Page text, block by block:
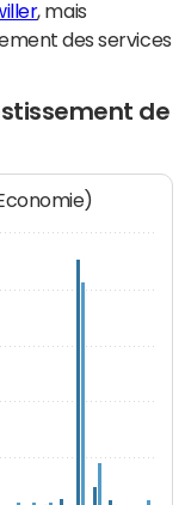
, mais
des services
de